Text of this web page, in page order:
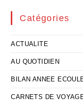
Catégories
ACTUALITE
AU QUOTIDIEN
BILAN ANNEE
CARNETS DE